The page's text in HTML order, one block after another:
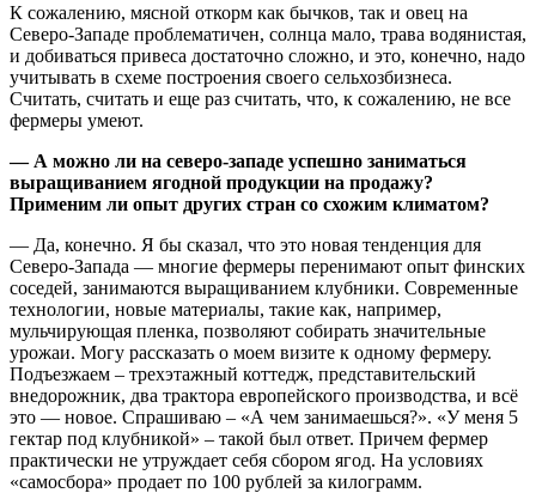
К сожалению, мясной откорм как бычков, так и овец на
Северо-Западе проблематичен, солнца мало, трава водянистая,
и добиваться привеса достаточно сложно, и это, конечно, надо
учитывать в схеме построения своего сельхозбизнеса.
Считать, считать и еще раз считать, что, к сожалению, не все
фермеры умеют.
— А можно ли на северо-западе успешно заниматься
выращиванием ягодной продукции на продажу?
Применим ли опыт других стран со схожим климатом?
— Да, конечно. Я бы сказал, что это новая тенденция для
Северо-Запада — многие фермеры перенимают опыт финских
соседей, занимаются выращиванием клубники. Современные
технологии, новые материалы, такие как, например,
мульчирующая пленка, позволяют собирать значительные
урожаи. Могу рассказать о моем визите к одному фермеру.
Подъезжаем – трехэтажный коттедж, представительский
внедорожник, два трактора европейского производства, и всё
это — новое. Спрашиваю – «А чем занимаешься?». «У меня 5
гектар под клубникой» – такой был ответ. Причем фермер
практически не утруждает себя сбором ягод. На условиях
«самосбора» продает по 100 рублей за килограмм.